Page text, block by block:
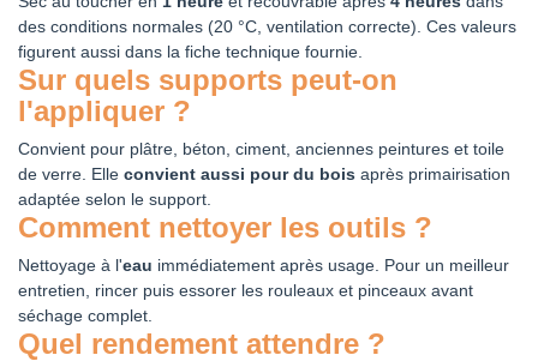
des conditions normales (20 °C, ventilation correcte). Ces valeurs
figurent aussi dans la fiche technique fournie.
Sur quels supports peut-on
l'appliquer ?
Convient pour plâtre, béton, ciment, anciennes peintures et toile
de verre. Elle convient aussi pour du bois après primairisation
adaptée selon le support.
Comment nettoyer les outils ?
Nettoyage à l'eau immédiatement après usage. Pour un meilleur
entretien, rincer puis essorer les rouleaux et pinceaux avant
séchage complet.
Quel rendement attendre ?